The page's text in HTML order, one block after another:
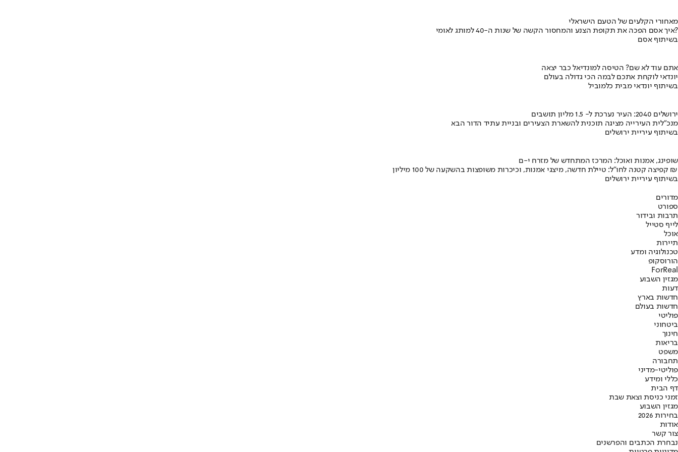
מאחורי הקלעים של הטעם הישראלי
איך אסם הפכה את תקופת הצנע והמחסור הקשה של שנות ה-40 למותג לאומי?
בשיתוף אסם
אתם עוד לא שם? הטיסה למונדיאל כבר יצאה
יונדאי לוקחת אתכם לבמה הכי גדולה בעולם
בשיתוף יונדאי מבית כלמוביל
ירושלים 2040: העיר נערכת ל- 1.5 מליון תושבים
מנכ"לית העירייה מציגה תוכנית להשארת הצעירים ובניית עתיד הדור הבא
בשיתוף עיריית ירושלים
שופינג, אמנות ואוכל: המרכז המתחדש של מזרח י-ם
קפיצה קטנה לחו"ל: טיילת חדשה, מיצגי אמנות, וכיכרות משופצות בהשקעה של 100 מיליון ₪
בשיתוף עיריית ירושלים
מדורים
ספורט
תרבות ובידור
לייף סטייל
אוכל
תיירות
טכנולוגיה ומדע
הורוסקופ
ForReal
מגזין השבוע
דעות
חדשות בארץ
חדשות בעולם
פוליטי
ביטחוני
חינוך
בריאות
משפט
תחבורה
פוליטי-מדיני
כללי ומידע
דף הבית
זמני כניסת וצאת שבת
מגזין השבוע
בחירות 2026
אודות
צור קשר
נבחרת הכתבים והפרשנים